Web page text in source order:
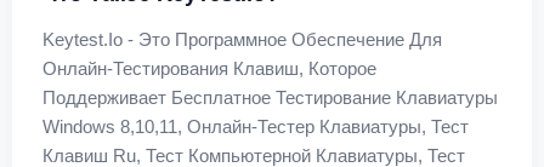
Keytest.io - Это Программное Обеспечение Для
Онлайн-Тестирования Клавиш, Которое
Поддерживает Бесплатное Тестирование Клавиатуры
Windows 8,10,11, Онлайн-Тестер Клавиатуры, Тест
Клавиш Ru, Тест Компьютерной Клавиатуры, Тест